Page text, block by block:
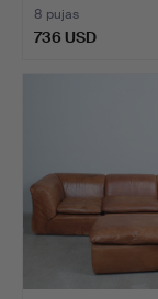
8 pujas
736 USD